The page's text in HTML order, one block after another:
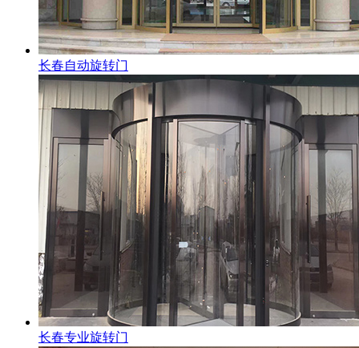
长春自动旋转门
长春专业旋转门